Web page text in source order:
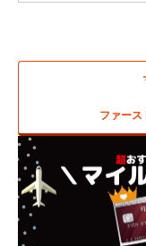
ファース